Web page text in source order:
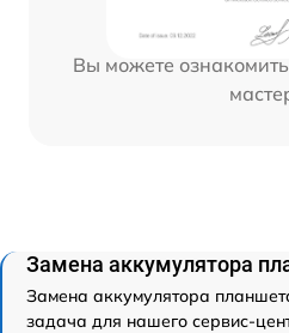
Вы можете
Замена аккумулятора
Замена аккумулятора
задача для нашего сервис-